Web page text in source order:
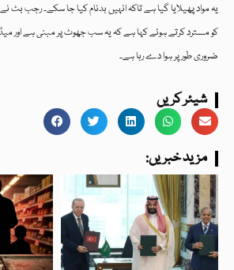
یہ مواد پھیلایا گیا ہے تاکہ انہیں بدنام کیا جا سکے۔ رجب بٹ
کو مسترد کرتے ہوئے کہا ہے کہ یہ سب جھوٹ پر مبنی ہے اور
ضروری طور پر ہوا دے رہا ہے۔
شیئر کریں
:مزید خبریں